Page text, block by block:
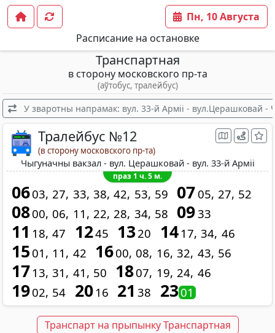
Расписание на остановке
Пн, 10 Августа
Транспартная
в сторону московского пр-та
(аўтобус, тралейбус)
У зваротны напрамак: вул. 33-й Арміі - вул.Церашковай -
Тралейбус №12
(в сторону московского пр-та)
Чыгуначны вакзал - вул. Церашковай - вул. 33-й Арміі
праз 1 ч. 5 м.
0603 27 33 38 42 53 59 07 05 27 52
0800 06 11 22 28 34 58 0933
11 18 47 1245 1320 14 17 34 46
15 01 11 42 1600 08 16 32 43 56
17 13 31 41 50 1807 19 24 46
1902 54 20 16 21 38 2301
Транспарт на прыпынку Транспартная